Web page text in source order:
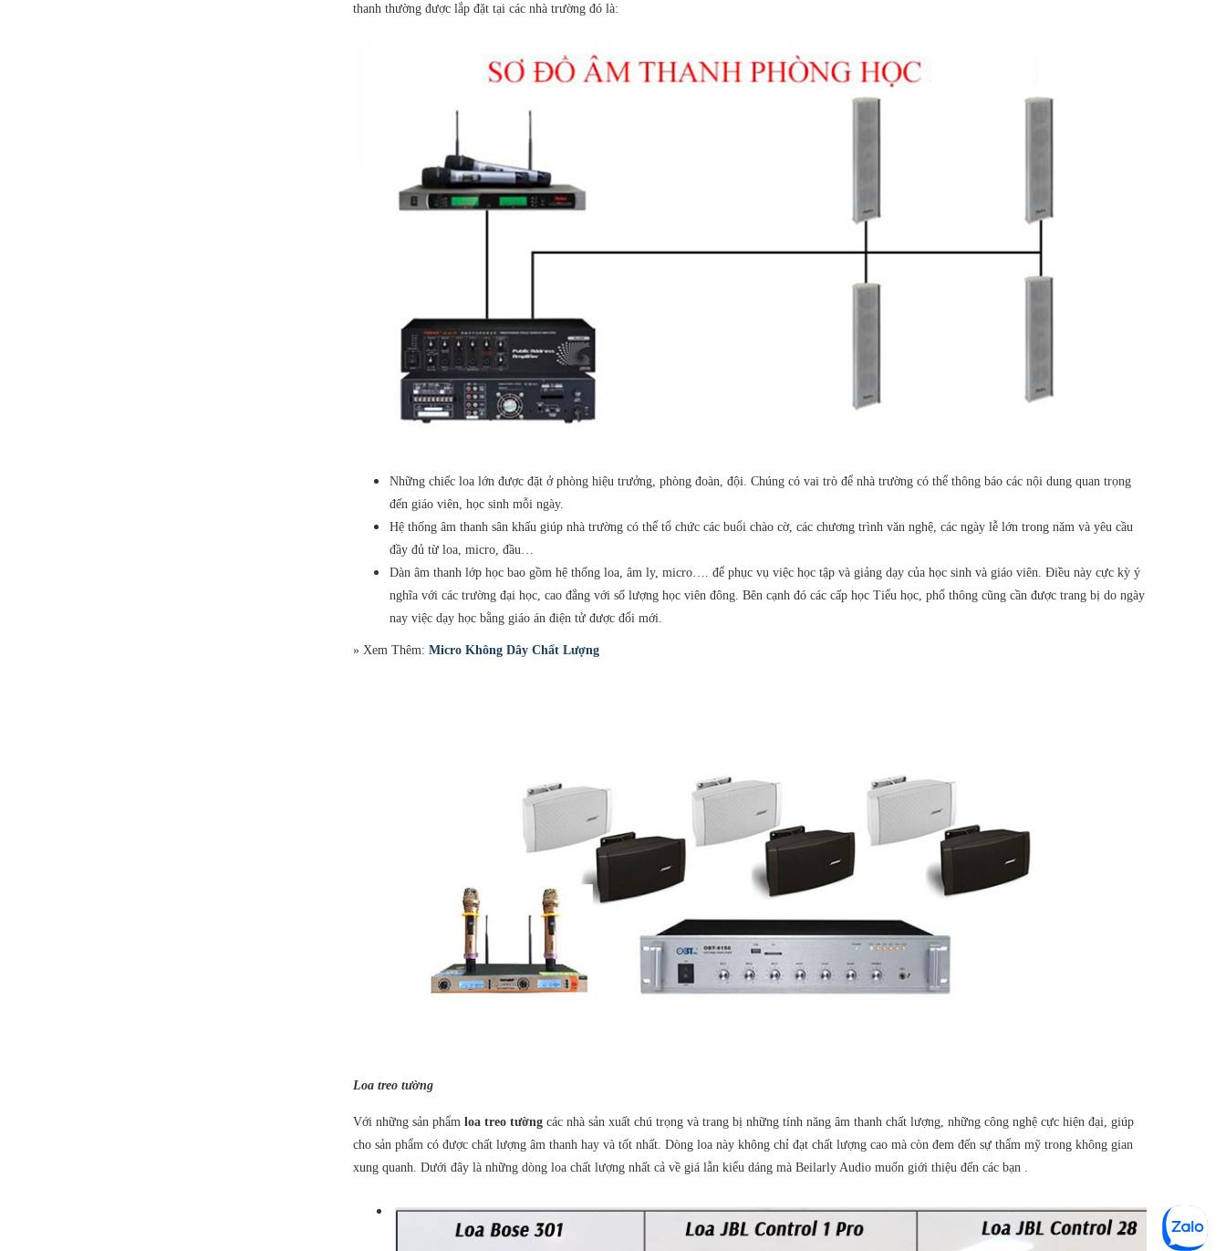
thanh thường được lắp đặt tại các nhà trường đó là:
Những chiếc loa lớn được đặt ở phòng hiệu trưởng, phòng đoàn, đội. Chúng có vai trò để nhà trường có thể thông báo các nội dung quan trọng
đến giáo viên, học sinh mỗi ngày.
Hệ thống âm thanh sân khấu giúp nhà trường có thể tổ chức các buổi chào cờ, các chương trình văn nghệ, các ngày lễ lớn trong năm và yêu cầu
đầy đủ từ loa, micro, đầu…
Dàn âm thanh lớp học bao gồm hệ thống loa, âm ly, micro…. để phục vụ việc học tập và giảng dạy của học sinh và giáo viên. Điều này cực kỳ ý
nghĩa với các trường đại học, cao đẳng với số lượng học viên đông. Bên cạnh đó các cấp học Tiểu học, phổ thông cũng cần được trang bị do ngày
nay việc dạy học bằng giáo án điện tử được đổi mới.
» Xem Thêm: Micro Không Dây Chất Lượng
Loa treo tường
Với những sản phẩm loa treo tường các nhà sản xuất chú trọng và trang bị những tính năng âm thanh chất lượng, những công nghệ cực hiện đại, giúp
cho sản phẩm có được chất lượng âm thanh hay và tốt nhất. Dòng loa này không chỉ đạt chất lượng cao mà còn đem đến sự thẩm mỹ trong không gian
xung quanh. Dưới đây là những dòng loa chất lượng nhất cả về giá lẫn kiểu dáng mà Beilarly Audio muốn giới thiệu đến các bạn .